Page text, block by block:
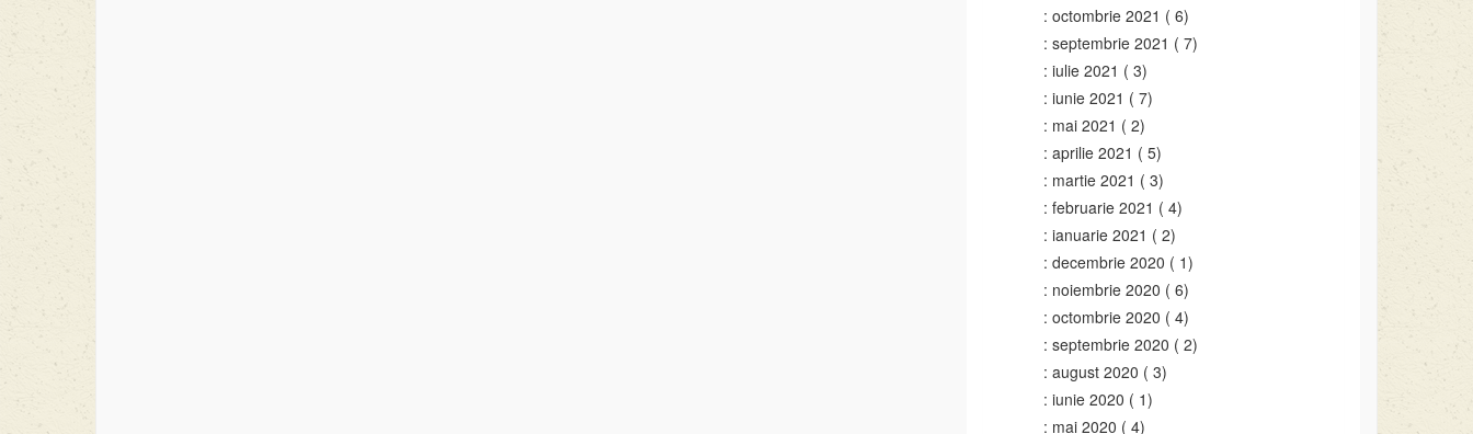
octombrie 2021 ( 6)
septembrie 2021 ( 7)
iulie 2021 ( 3)
iunie 2021 ( 7)
mai 2021 ( 2)
aprilie 2021 ( 5)
martie 2021 ( 3)
februarie 2021 ( 4)
ianuarie 2021 ( 2)
decembrie 2020 ( 1)
noiembrie 2020 ( 6)
octombrie 2020 ( 4)
septembrie 2020 ( 2)
august 2020 ( 3)
iunie 2020 ( 1)
mai 2020 ( 4)